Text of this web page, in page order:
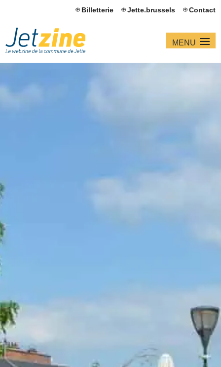
Billetterie Jette.brussels Contact